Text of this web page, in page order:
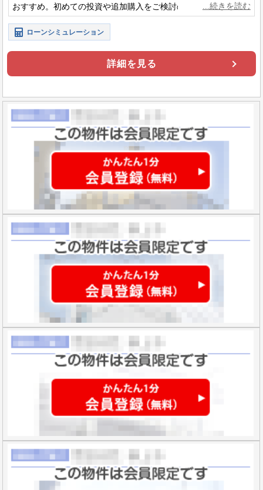
おすすめ。初めての投資や追加購入をご検討の方にもぜひご覧
いただきたい一件です。
ローンシミュレーション
詳細を見る